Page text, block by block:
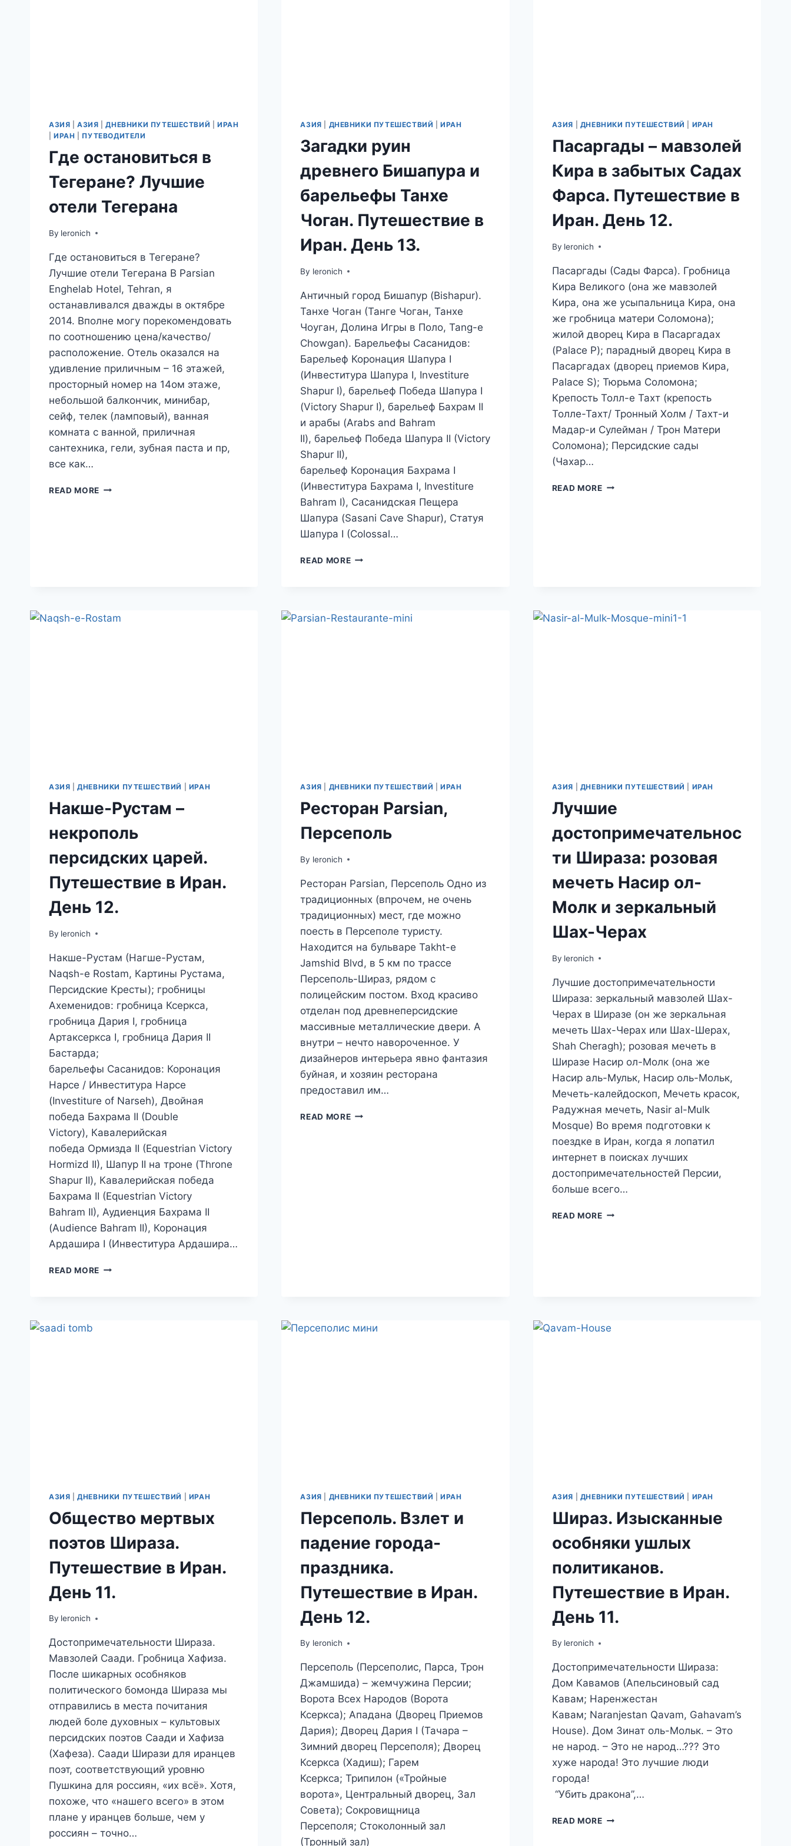
АЗИЯ |АЗИЯ |ДНЕВНИКИ ПУТЕШЕСТВИЙ |ИРАН
|ИРАН ПУТЕВОДИТЕЛИ
Где остановиться в
Тегеране? Лучшие
отели Тегерана
By leronich
Где остановиться в Тегеране?
Лучшие отели Тегерана В Parsian
Enghelab Hotel, Tehran, я
останавливался дважды в октябре
2014. Вполне могу порекомендовать
по соотношению цена/качество/
расположение. Отель оказался на
удивление приличным – 16 этажей,
просторный номер на 14ом этаже,
небольшой балкончик, минибар,
сейф, телек (ламповый), ванная
комната с ванной, приличная
сантехника, гели, зубная паста и пр,
все как…
READ MORE ГДЕ
АЗИЯ ДНЕВНИКИ ПУТЕШЕСТВИЙ |ИРАН
Загадки руин
древнего Бишапура и
барельефы Танхе
Чоган. Путешествие в
Иран. День 13.
By leronich
Античный город Бишапур (Bishapur).
Танхе Чоган (Танге Чоган, Танхе
Чоуган, Долина Игры в Поло, Tang-e
Chowgan). Барельефы Сасанидов:
Барельеф Коронация Шапура I
(Инвеститура Шапура I, Investiture
Shapur I), барельеф Победа Шапура I
(Victory Shapur I), барельеф Бахрам II
и арабы (Arabs and Bahram
II), барельеф Победа Шапура II (Victory
Shapur II),
барельеф Коронация Бахрама I
(Инвеститура Бахрама I, Investiture
Bahram I), Сасанидская Пещера
Шапура (Sasani Cave Shapur), Статуя
Шапура I (Colossal…
READ MOREЗАГАДКИ
БАРЕЛЬЕФЫ
АЗИЯ ДНЕВНИКИ ПУТЕШЕСТВИЙ ИРАН
Пасаргады – мавзолей
Кира в забытых Садах
Фарса. Путешествие в
Иран. День 12.
By leronich
Пасаргады (Сады Фарса). Гробница
Кира Великого (она же мавзолей
Кира, она же усыпальница Кира, она
же гробница матери Соломона);
жилой дворец Кира в Пасаргадах
(Palace P); парадный дворец Кира в
Пасаргадах (дворец приемов Кира,
Palace S); Тюрьма Соломона;
Крепость Толл-е Тахт (крепость
Толле-Тахт/ Тронный Холм / Тахт-и
Мадар-и Сулейман / Трон Матери
Соломона); Персидские сады
(Чахар…
READ MOREПАСАРГАДЫ
ДЕНЬ
АЗИЯ |ДНЕВНИКИ ПУТЕШЕСТВИЙ ИРАН
Накше-Рустам –
некрополь
персидских царей.
Путешествие в Иран.
День 12.
By leronich
Накше-Рустам (Нагше-Рустам,
Naqsh-e Rostam, Картины Рустама,
Персидские Кресты); гробницы
Ахеменидов: гробница Ксеркса,
гробница Дария I, гробница
Артаксеркса I, гробница Дария II
Бастарда;
барельефы Сасанидов: Коронация
Нарсе / Инвеститура Нарсе
(Investiture of Narseh), Двойная
победа Бахрама II (Double
Victory), Кавалерийская
победа Ормизда II (Equestrian Victory
Hormizd II), Шапур II на троне (Throne
Shapur II), Кавалерийская победа
Бахрама II (Equestrian Victory
Bahram II), Аудиенция Бахрама II
(Audience Bahram II), Коронация
Ардашира I (Инвеститура Ардашира…
READ MORE НАКШЕ-
АЗИЯ ДНЕВНИКИ ПУТЕШЕСТВИЙ |ИРАН
Ресторан Parsian,
Персеполь
By leronich
Ресторан Parsian, Персеполь Одно из
традиционных (впрочем, не очень
традиционных) мест, где можно
поесть в Персеполе туристу.
Находится на бульваре Takht-e
Jamshid Blvd, в 5 км по трассе
Персеполь-Шираз, рядом с
полицейским постом. Вход красиво
отделан под древнеперсидские
массивные металлические двери. А
внутри – нечто навороченное. У
дизайнеров интерьера явно фантазия
буйная, и хозяин ресторана
предоставил им…
READ MOREРЕСТОРАН
АЗИЯ ДНЕВНИКИ ПУТЕШЕСТВИЙ ИРАН
Лучшие
достопримечательнос
ти Шираза: розовая
мечеть Насир ол-
Молк и зеркальный
Шах-Черах
By leronich
Лучшие достопримечательности
Шираза: зеркальный мавзолей Шах-
Черах в Ширазе (он же зеркальная
мечеть Шах-Черах или Шах-Шерах,
Shah Cheragh); розовая мечеть в
Ширазе Насир ол-Молк (она же
Насир аль-Мульк, Насир оль-Мольк,
Мечеть-калейдоскоп, Мечеть красок,
Радужная мечеть, Nasir al-Mulk
Mosque) Во время подготовки к
поездке в Иран, когда я лопатил
интернет в поисках лучших
достопримечательностей Персии,
больше всего…
READ MOREЛУЧШИЕ
ЗЕРКАЛЬНЫЙ
АЗИЯ |ДНЕВНИКИ ПУТЕШЕСТВИЙ ИРАН
Общество мертвых
поэтов Шираза.
Путешествие в Иран.
День 11.
By leronich
Достопримечательности Шираза.
Мавзолей Саади. Гробница Хафиза.
После шикарных особняков
политического бомонда Шираза мы
отправились в места почитания
людей боле духовных – культовых
персидских поэтов Саади и Хафиза
(Хафеза). Саади Ширази для иранцев
поэт, соответствующий уровню
Пушкина для россиян, «их всё». Хотя,
похоже, что «нашего всего» в этом
плане у иранцев больше, чем у
россиян – точно…
АЗИЯ ДНЕВНИКИ ПУТЕШЕСТВИЙ |ИРАН
Персеполь. Взлет и
падение города-
праздника.
Путешествие в Иран.
День 12.
By leronich
Персеполь (Персеполис, Парса, Трон
Джамшида) – жемчужина Персии;
Ворота Всех Народов (Ворота
Ксеркса); Ападана (Дворец Приемов
Дария); Дворец Дария I (Тачара –
Зимний дворец Персеполя); Дворец
Ксеркса (Хадиш); Гарем
Ксеркса; Трипилон («Тройные
ворота», Центральный дворец, Зал
Совета); Сокровищница
Персеполя; Стоколонный зал
(Тронный зал)
АЗИЯ ДНЕВНИКИ ПУТЕШЕСТВИЙ ИРАН
Шираз. Изысканные
особняки ушлых
политиканов.
Путешествие в Иран.
День 11.
By leronich
Достопримечательности Шираза:
Дом Кавамов (Апельсиновый сад
Кавам; Наренжестан
Кавам; Naranjestan Qavam, Gahavam’s
House). Дом Зинат оль-Мольк. – Это
не народ. – Это не народ…??? Это
хуже народа! Это лучшие люди
города!
“Убить дракона”,…
READ MOREШИРАЗ.